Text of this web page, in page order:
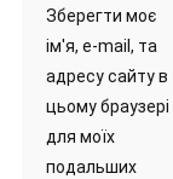
Зберегти моє
ім'я, e-mail, та
адресу сайту в
цьому браузері
для моїх
подальших